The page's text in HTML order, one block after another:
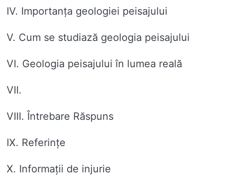
IV. Importanța geologiei peisajului
V. Cum se studiază geologia peisajului
VI. Geologia peisajului în lumea reală
VII.
VIII. Întrebare Răspuns
IX. Referințe
X. Informații de injurie